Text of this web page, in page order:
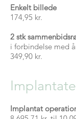
Enkelt billede
174,95 kr.
2 stk
i forbindelse med
349,90 kr.
Implantat